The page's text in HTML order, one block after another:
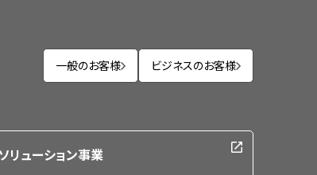
一般のお客様 ビジネスのお客様
リューション事業